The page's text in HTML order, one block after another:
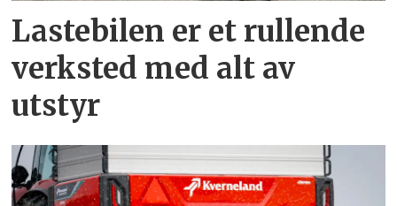
Lastebilen er et rullende
verksted med alt av
utstyr